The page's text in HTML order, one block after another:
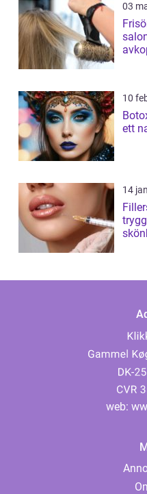
03
Frisör
10
Botox lund
ett
14
web: